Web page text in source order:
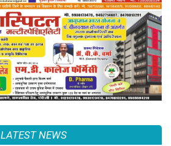
LATEST NEWS